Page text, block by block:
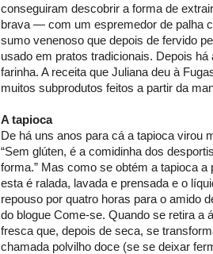
conseguiram descobrir a forma de
brava — com um espremedor de palha
sumo venenoso que depois de fervido
usado em pratos tradicionais. Depois
farinha. A receita que Juliana deu à
muitos subprodutos feitos a partir da
A tapioca
De há uns anos para cá a tapioca virou
“Sem glúten, é a comidinha dos
forma.” Mas como se obtém a tapioca
esta é ralada, lavada e prensada e o
repouso por quatro horas para o amido
do blogue Come-se. Quando se retira a
fresca que, depois de seca, se
chamada polvilho doce (se se deixar